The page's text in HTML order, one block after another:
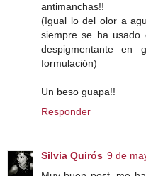
antimanchas!!
(Igual lo del olor a
siempre se ha usado
despigmentante
formulación)
Un beso guapa!!
Responder
Silvia Quirós 9 de